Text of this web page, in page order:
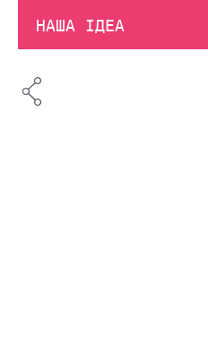
НАША ІДЕА